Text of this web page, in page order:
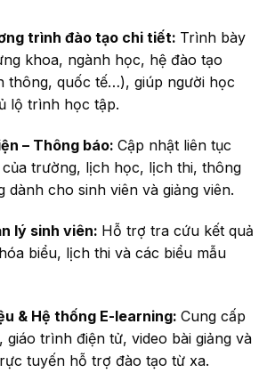
trình đào tạo chi tiết: Trình bày
khoa, ngành học, hệ đào tạo
thông, quốc tế…), giúp người học
lộ trình học tập.
– Thông báo: Cập nhật liên tục
trường, lịch học, lịch thi, thông
dành cho sinh viên và giảng viên.
lý sinh viên: Hỗ trợ tra cứu kết quả
biểu, lịch thi và các biểu mẫu
& Hệ thống E-learning: Cung cấp
giáo trình điện tử, video bài giảng và
tuyến hỗ trợ đào tạo từ xa.